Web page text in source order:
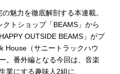
企業の
方へ
お問い
合わせ
プライ
バシー
魅力を徹底解剖する本連載。
トショップ「BEAMS」から
OUTSIDE BEAMS」がプ
House（サニートラックハウ
。番外編となる今回は、音楽
業にする趣味人2組に、